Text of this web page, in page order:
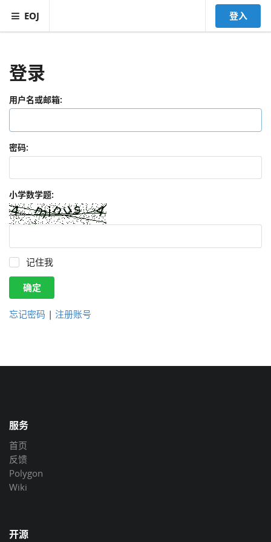
EOJ 登入
登录
用户名或邮箱:
密码:
小学数学题:
记住我
确定
忘记密码 | 注册账号
服务
首页
反馈
Polygon
Wiki
开源